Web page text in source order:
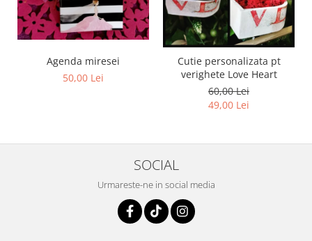
Agenda miresei
50,00 Lei
Cutie personalizata pt
verighete Love Heart
60,00 Lei
49,00 Lei
SOCIAL
Urmareste-ne in social media